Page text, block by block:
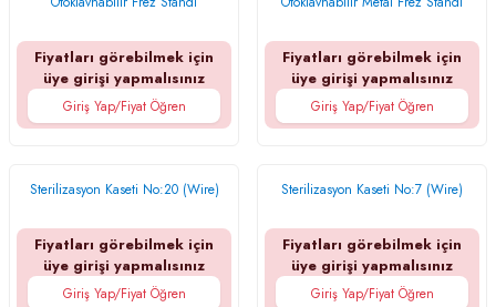
Fiyatları görebilmek için
üye girişi yapmalısınız
Giriş Yap/Fiyat Öğren
Fiyatları görebilmek için
üye girişi yapmalısınız
Giriş Yap/Fiyat Öğren
Sterilizasyon Kaseti No:20 (Wire)
Fiyatları görebilmek için
üye girişi yapmalısınız
Giriş Yap/Fiyat Öğren
Sterilizasyon Kaseti No:7 (Wire)
Fiyatları görebilmek için
üye girişi yapmalısınız
Giriş Yap/Fiyat Öğren